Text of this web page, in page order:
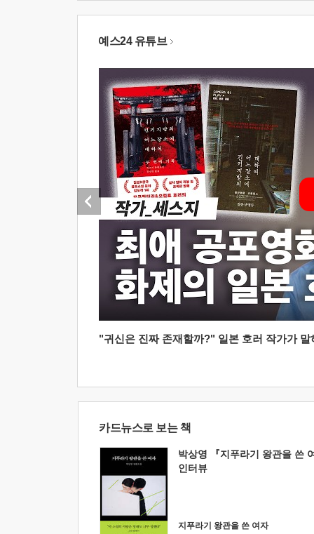
예스24 유튜브
"귀신은 진짜 존재할까?" 일본 호러 작가가
카드뉴스로 보는 책
박상영 『지푸라기 왕관을 쓴
인터뷰
지푸라기 왕관을 쓴 여자